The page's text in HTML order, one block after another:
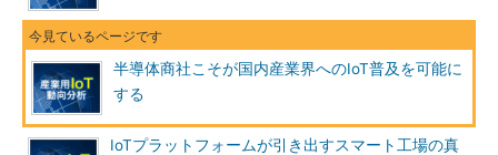
半導体商社こそが国内産業界へのIoT普及を可能に
する
IoTプラットフォームが引き出すスマート工場の真